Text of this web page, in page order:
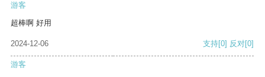
游客
超棒啊 好用
2024-12-06 支持[0] 反对[0]
游客